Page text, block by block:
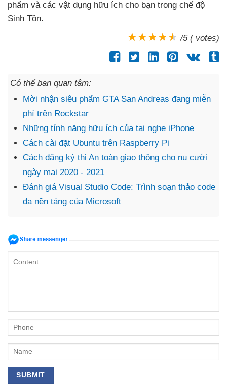
phẩm và các vật dụng hữu ích cho bạn trong chế độ
Sinh Tồn.
/5 ( votes)
Có thể bạn quan tâm:
Mời nhận siêu phẩm GTA San Andreas đang miễn
phí trên Rockstar
Những tính năng hữu ích của tai nghe iPhone
Cách cài đặt Ubuntu trên Raspberry Pi
Cách đăng ký thi An toàn giao thông cho nụ cười
ngày mai 2020 - 2021
Đánh giá Visual Studio Code: Trình soạn thảo code
đa nền tảng của Microsoft